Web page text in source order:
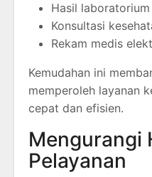
Hasil
Konsultasi
Rekam medis
Kemudahan ini
memperoleh layanan
cepat dan efisien.
Mengurangi
Pelayanan